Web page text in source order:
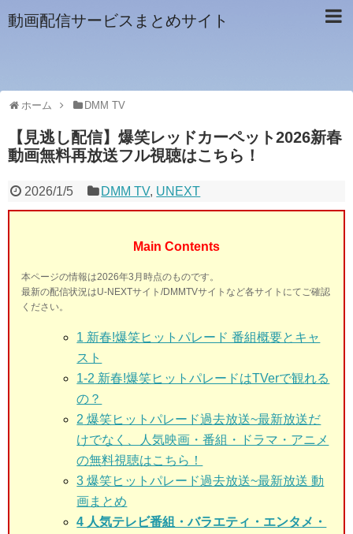
動画配信サービスまとめサイト
ホーム DMM TV
【見逃し配信】爆笑レッドカーペット2026新春
動画無料再放送フル視聴はこちら！
2026/1/5 DMM TV, UNEXT
Main Contents
本ページの情報は2026年3月時点のものです。
最新の配信状況はU-NEXTサイト/DMMTVサイトなど各サイトにてご確認
ください。
1 新春!爆笑ヒットパレード 番組概要とキャ
スト
1-2 新春!爆笑ヒットパレードはTVerで観れる
の？
2 爆笑ヒットパレード過去放送~最新放送だ
けでなく、人気映画・番組・ドラマ・アニメ
の無料視聴はこちら！
3 爆笑ヒットパレード過去放送~最新放送 動
画まとめ
4 人気テレビ番組・バラエティ・エンタメ・